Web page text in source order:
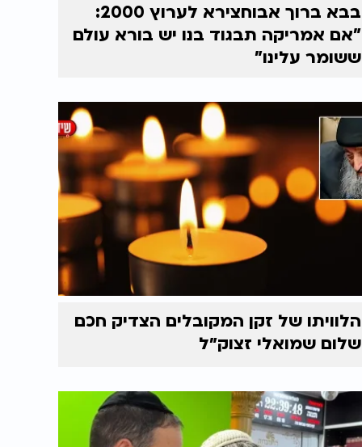
בבא ברוך אבוחצירא לערוץ 2000:
"אם אמריקה תבגוד בנו יש בורא עולם
ששומר עלינו"
הלוויתו של זקן המקובלים הצדיק חכם
שלום שמואלי זצוק״ל